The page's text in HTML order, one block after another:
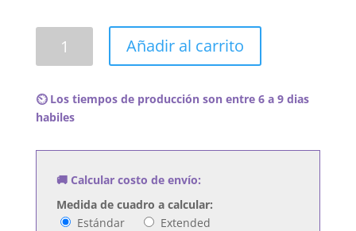
Florence
Machine
-
Unplugged
cantidad
Añadir al carrito
⏲️ Los tiempos de producción son entre 6 a 9 dias
habiles
🚚 Calcular costo de envío:
Medida de cuadro a calcular:
Estándar
Extended